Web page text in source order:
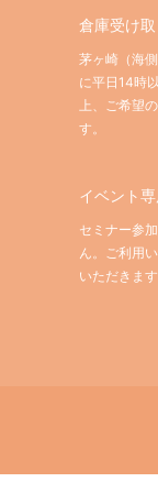
倉庫受け取
茅ヶ崎（海
に平日14時
上、ご希望
す。
イベント
セミナー参
ん。ご利用
いただきま